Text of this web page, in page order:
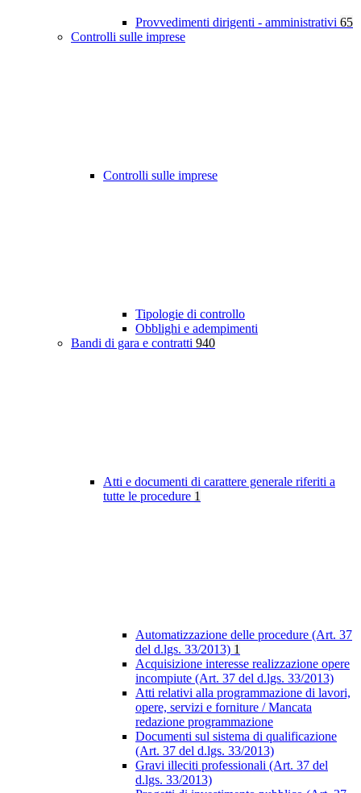
Provvedimenti dirigenti - amministrativi 65
Controlli sulle imprese
Controlli sulle imprese
Tipologie di controllo
Obblighi e adempimenti
Bandi di gara e contratti 940
Atti e documenti di carattere generale riferiti a
tutte le procedure 1
Automatizzazione delle procedure (Art. 37
del d.lgs. 33/2013) 1
Acquisizione interesse realizzazione opere
incompiute (Art. 37 del d.lgs. 33/2013)
Atti relativi alla programmazione di lavori,
opere, servizi e forniture / Mancata
redazione programmazione
Documenti sul sistema di qualificazione
(Art. 37 del d.lgs. 33/2013)
Gravi illeciti professionali (Art. 37 del
d.lgs. 33/2013)